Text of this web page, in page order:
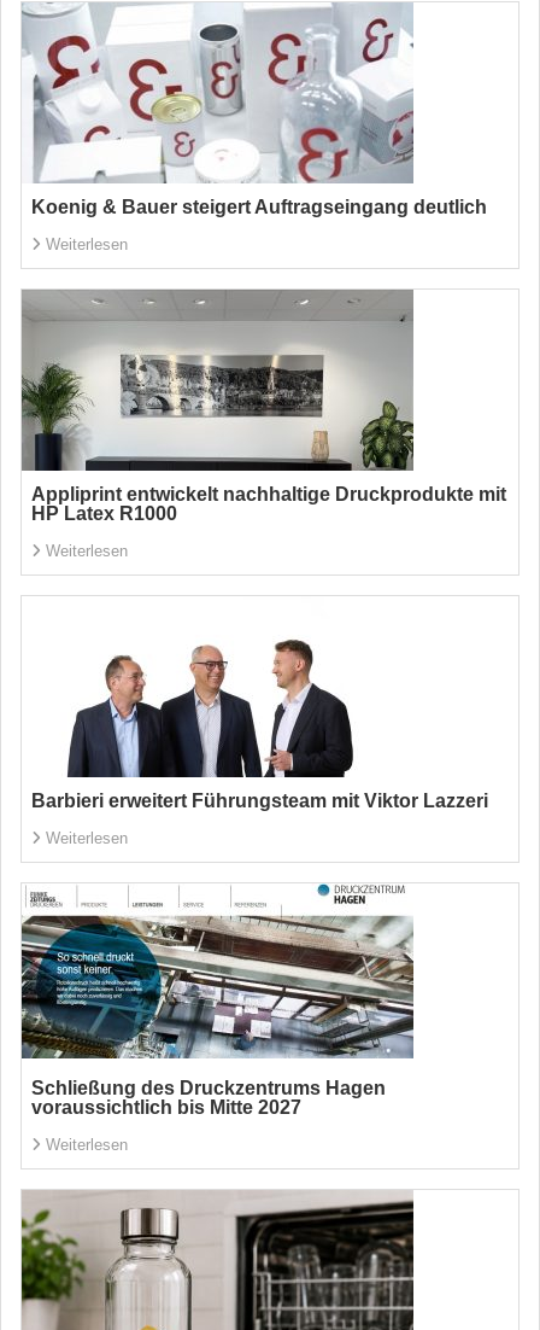
Koenig & Bauer steigert Auftragseingang deutlich
Weiterlesen
Appliprint entwickelt nachhaltige Druckprodukte mit
HP Latex R1000
Weiterlesen
Barbieri erweitert Führungsteam mit Viktor Lazzeri
Weiterlesen
Schließung des Druckzentrums Hagen
voraussichtlich bis Mitte 2027
Weiterlesen